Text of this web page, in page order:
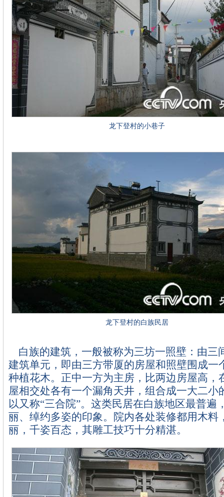
龙下登村的小巷子
龙下登村的白族民居
白族的建筑，一般被称为三坊一照壁：由三
建筑单元，即由三方带厦的房屋和照壁围成一
种植花木。正中一方为主房，比两边房屋高，
屋相交处各有一个漏角天井，组合成一大二小
以又称“三合院”。这类民居在白族地区最普遍
丽、绰约多姿的印象。院内各处装修都用木料
丽，千姿百态，其雕工技巧十分精湛。